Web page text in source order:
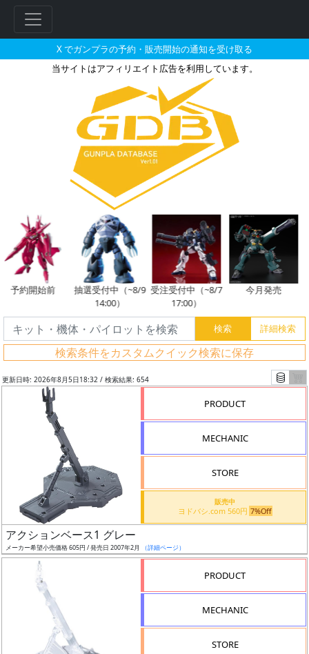
X でガンプラの予約・販売開始の通知を受け取る
当サイトはアフィリエイト広告を利用しています。
アクションベース1 グレーとそ
約開始前
抽選受付中（~8/9
14:00）
受注受付中（~8/7
17:00）
今月発売
検索条件をカスタムクイック検索に保存
フ
リ
更新日時: 2026年8月5日18:32 / 検索結果: 654
PRODUCT
MECHANIC
STORE
販売中
ヨドバシ.com 560円 7%Off
アクションベース1 グレー
メーカー希望小売価格 605円 / 発売日 2007年2月 （詳細ページ）
PRODUCT
MECHANIC
STORE